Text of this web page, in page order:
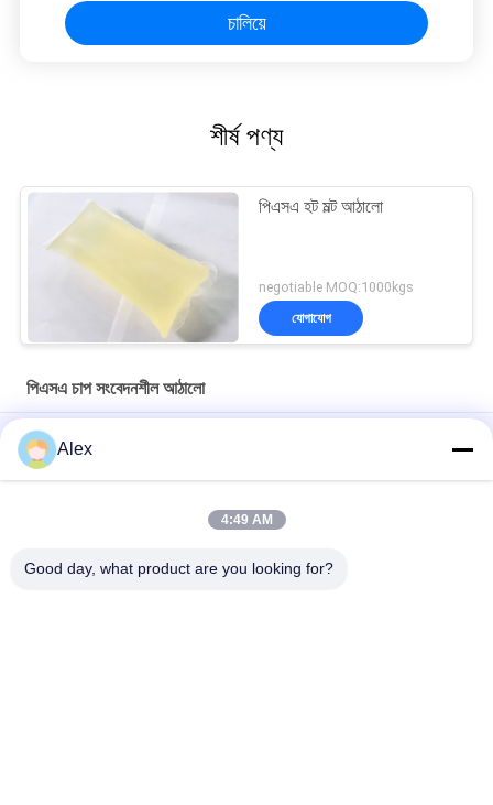
চালিয়ে
শীর্ষ পণ্য
পিএসএ হট মল্ট আঠালো
negotiable MOQ:1000kgs
যোগাযোগ
পিএসএ চাপ সংবেদনশীল আঠালো
রজন পিএসএ চাপ সংবেদনশীল আঠালো শানহাইতে লেপ তাপমাত্রা 160C-180C জন্য
গরম গলিত পিএসএ শ্রেণীবিভাগ কাগজ লেবেল চাপ সংবেদনশীল আঠালো লেবেলিং প্রয়োজনের
Alex
4:49 AM
Good day, what product are you looking for?